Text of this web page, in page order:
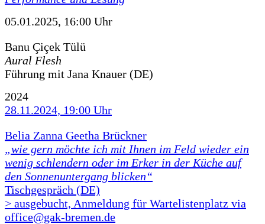
05.01.2025, 16:00 Uhr
Banu Çiçek Tülü
Aural Flesh
Führung mit Jana Knauer (DE)
2024
28.11.2024, 19:00 Uhr
Belia Zanna Geetha Brückner
„wie gern möchte ich mit Ihnen im Feld wieder ein
wenig schlendern oder im Erker in der Küche auf
den Sonnenuntergang blicken“
Tischgespräch (DE)
> ausgebucht, Anmeldung für Wartelistenplatz via
office@gak-bremen.de